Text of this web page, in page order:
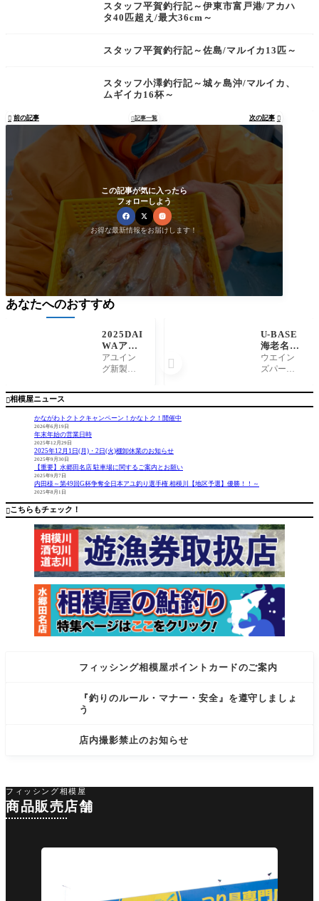
スタッフ平賀釣行記～伊東市富戸港/アカハ
タ40匹超え/最大36cm～
スタッフ平賀釣行記～佐島/マルイカ13匹～
スタッフ小澤釣行記～城ヶ島沖/マルイカ、
ムギイカ16杯～
 前の記事 記事一覧 次の記事 
この記事が気に入ったら
フォローしよう
お得な最新情報をお届けします！
相模屋ニュース
かながわトクトクキャンペーン！かなトク！開催中
2026年6月19日
年末年始の営業日時
2025年12月29日
2025年12月1日(月)・2日(火)棚卸休業のお知らせ
2025年9月30日
【重要】水郷田名店 駐車場に関するご案内とお願い
2025年9月7日
内田様～第49回G杯争奪全日本アユ釣り選手権 相模川【地区予選】優勝！！～
2025年8月1日
こちらもチェック！
フィッシング相模屋ポイントカードのご案内
『釣りのルール・マナー・安全』を遵守しましょ
う
店内撮影禁止のお知らせ
あなたへのおすすめ
2025DAI
WAアユ
イング新
製品入
ING MI
LAT110
アユイン
グ新製品A
NNOW FL
入荷しま
ユイング
リーズの
中でも緩
特に対応
するモデ
ルで戦
U-BASE
海老名／
人気トラ
ウトロッ
オクラフ
ウエイン
ズパークU
名に人気

フィッシング相模屋
商品販売店舗